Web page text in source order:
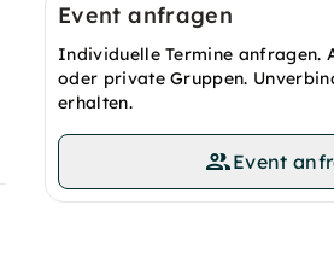
Event anfragen
Individuelle Termine anfragen.
oder private Gruppen.
erhalten.
Event